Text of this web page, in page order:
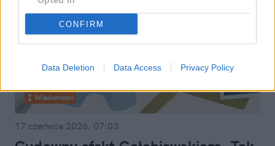
CONFIRM
Data Deletion Data Access Privacy Policy
Wiadomości
17 czerwca 2026, 07:03